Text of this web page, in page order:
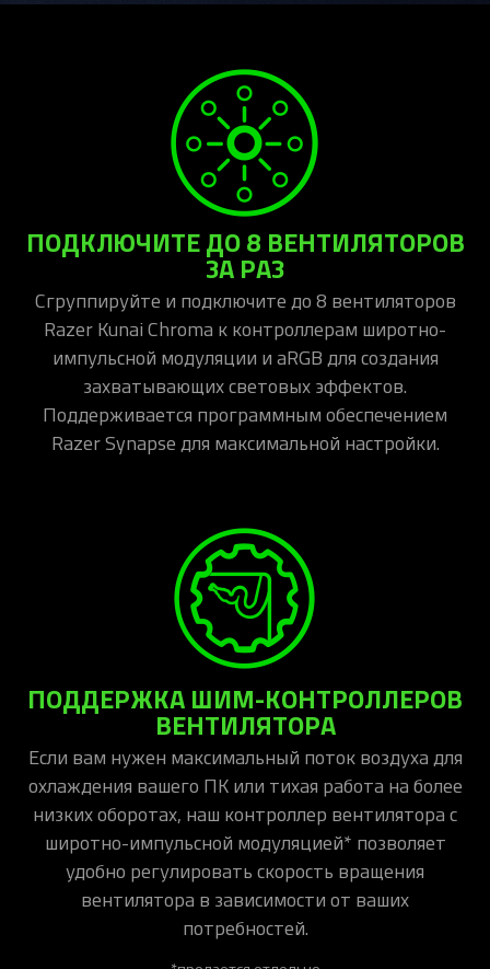
ПОДКЛЮЧИТЕ ДО 8 ВЕНТИЛЯТОРОВ
ЗА РАЗ
Сгруппируйте и подключите до 8 вентиляторов
Razer Kunai Chroma к контроллерам широтно-
импульсной модуляции и aRGB для создания
захватывающих световых эффектов.
Поддерживается программным обеспечением
Razer Synapse для максимальной настройки.
ПОДДЕРЖКА ШИМ-КОНТРОЛЛЕРОВ
ВЕНТИЛЯТОРА
Если вам нужен максимальный поток воздуха для
охлаждения вашего ПК или тихая работа на более
низких оборотах, наш контроллер вентилятора с
широтно-импульсной модуляцией* позволяет
удобно регулировать скорость вращения
вентилятора в зависимости от ваших
потребностей.